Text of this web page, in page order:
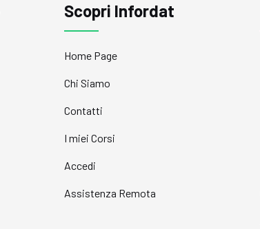
Scopri Infordat
Home Page
Chi Siamo
Contatti
I miei Corsi
Accedi
Assistenza Remota